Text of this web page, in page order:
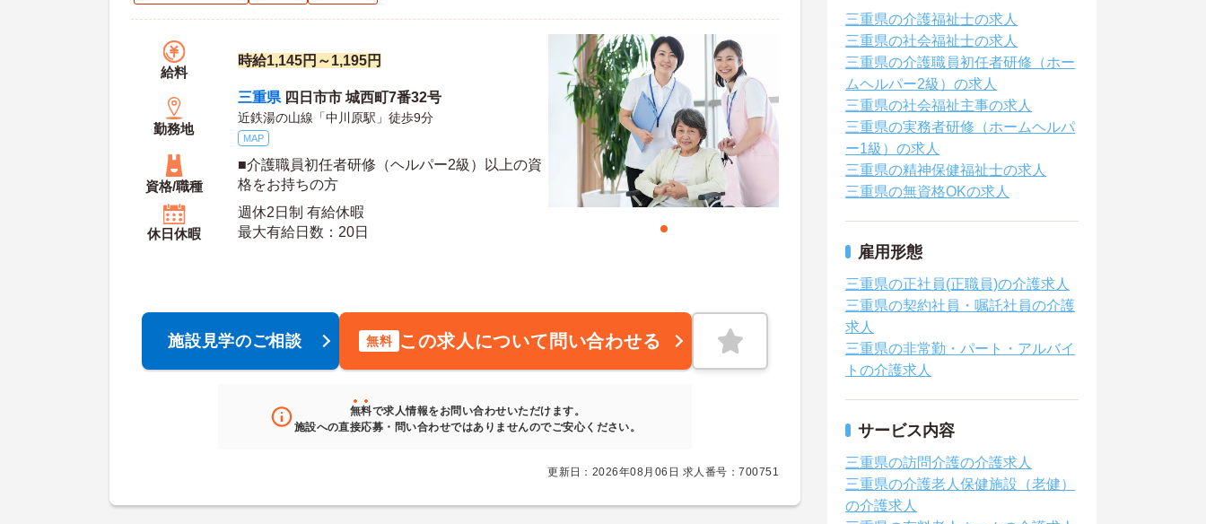
給料
時給1,145円～1,195円
勤務地
三重県 四日市市 城西町7番32号
近鉄湯の山線「中川原駅」徒歩9分
MAP
資格/職種
■介護職員初任者研修（ヘルパー2級）以上の資
格をお持ちの方
休日休暇
週休2日制 有給休暇
最大有給日数：20日
施設見学のご相談 無料 この求人について問い合わせる
無料で求人情報をお問い合わせいただけます。
施設への直接応募・問い合わせではありませんのでご安心ください。
更新日：2026年08月06日 求人番号：700751
三重県の介護福祉士の求人
三重県の社会福祉士の求人
三重県の介護職員初任者研修（ホー
ムヘルパー2級）の求人
三重県の社会福祉主事の求人
三重県の実務者研修（ホームヘルパ
ー1級）の求人
三重県の精神保健福祉士の求人
三重県の無資格OKの求人
雇用形態
三重県の正社員(正職員)の介護求人
三重県の契約社員・嘱託社員の介護
求人
三重県の非常勤・パート・アルバイ
トの介護求人
サービス内容
三重県の訪問介護の介護求人
三重県の介護老人保健施設（老健）
の介護求人